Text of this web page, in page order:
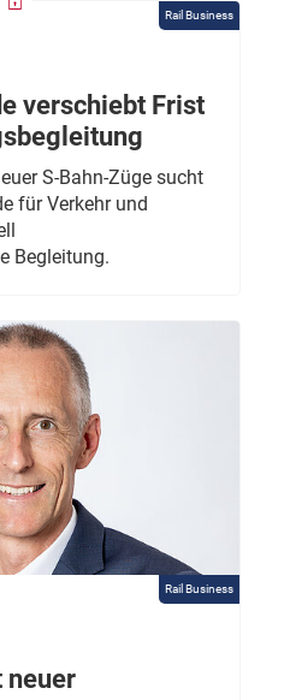
Rail Business
verschiebt Frist
S-Bahn-Züge sucht
für Verkehr und
Begleitung.
Rail Business
neuer